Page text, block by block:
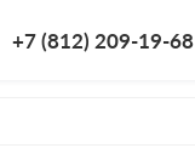
+7 (812) 209-19-68